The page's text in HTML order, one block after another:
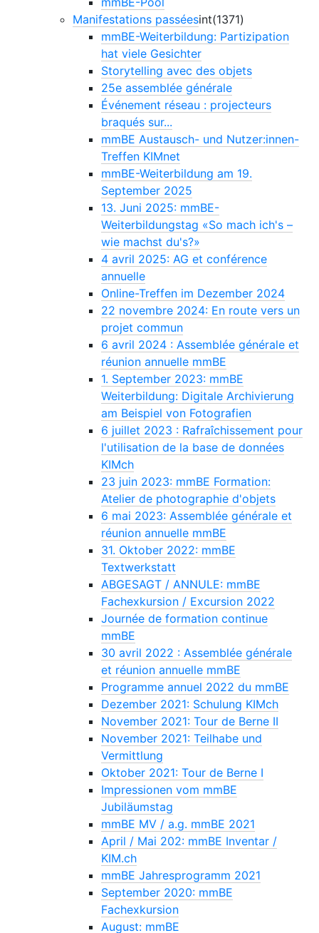
Manifestations passéesint(1371)
mmBE-Weiterbildung: Partizipation
hat viele Gesichter
Storytelling avec des objets
25e assemblée générale
Événement réseau : projecteurs
braqués sur...
mmBE Austausch- und Nutzer:innen-
Treffen KIMnet
mmBE-Weiterbildung am 19.
September 2025
13. Juni 2025: mmBE-
Weiterbildungstag «So mach ich's –
wie machst du's?»
4 avril 2025: AG et conférence
annuelle
Online-Treffen im Dezember 2024
22 novembre 2024: En route vers un
projet commun
6 avril 2024 : Assemblée générale et
réunion annuelle mmBE
1. September 2023: mmBE
Weiterbildung: Digitale Archivierung
am Beispiel von Fotografien
6 juillet 2023 : Rafraîchissement pour
l'utilisation de la base de données
KIMch
23 juin 2023: mmBE Formation:
Atelier de photographie d'objets
6 mai 2023: Assemblée générale et
réunion annuelle mmBE
31. Oktober 2022: mmBE
Textwerkstatt
ABGESAGT / ANNULE: mmBE
Fachexkursion / Excursion 2022
Journée de formation continue
mmBE
30 avril 2022 : Assemblée générale
et réunion annuelle mmBE
Programme annuel 2022 du mmBE
Dezember 2021: Schulung KIMch
November 2021: Tour de Berne II
November 2021: Teilhabe und
Vermittlung
Oktober 2021: Tour de Berne I
Impressionen vom mmBE
Jubiläumstag
mmBE MV / a.g. mmBE 2021
April / Mai 202: mmBE Inventar /
KIM.ch
mmBE Jahresprogramm 2021
September 2020: mmBE
Fachexkursion
August: mmBE